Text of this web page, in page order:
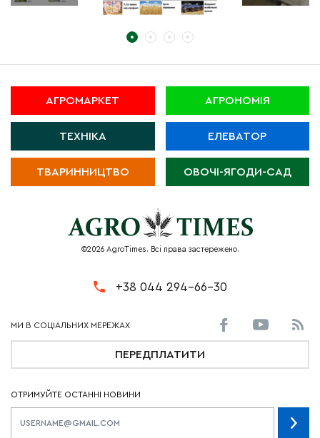
АГРОМАРКЕТ АГРОНОМІЯ
ТЕХНІКА ЕЛЕВАТОР
ТВАРИННИЦТВО ОВОЧІ-ЯГОДИ-САД
©2026 AgroTimes. Всі права застережено.
+38 044 294-66-30
ПЕРЕДПЛАТИТИ
ОТРИМУЙТЕ ОСТАННІ НОВИНИ